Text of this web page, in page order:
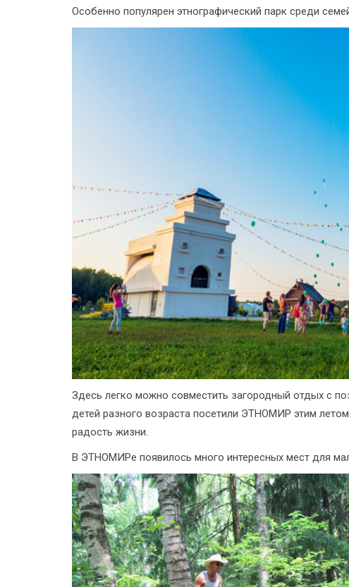
Особенно популярен этнографический парк среди
Здесь легко можно совместить загородный отдых с
детей разного возраста посетили ЭТНОМИР этим
радость жизни.
В ЭТНОМИРе появилось много интересных мест для